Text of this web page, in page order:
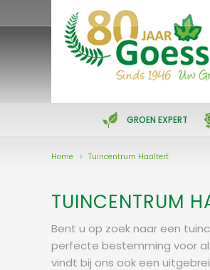
GROEN EXPERT
Home > Tuincentrum Haaltert
TUINCENTRUM
Bent u op zoek naar een
perfecte bestemming voor
vindt bij ons ook een